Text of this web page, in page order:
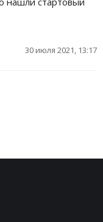
30 июля 2021, 13:17